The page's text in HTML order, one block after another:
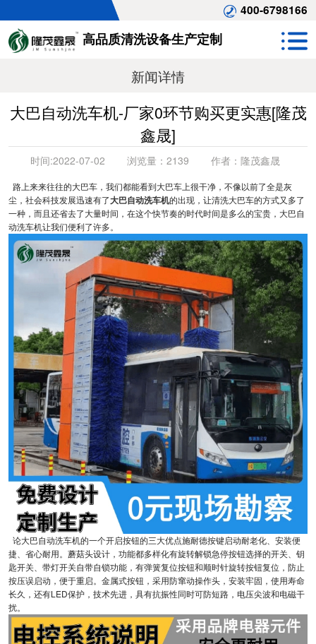
400-6798166
高品质清洗设备生产定制
新闻详情
大巴自动洗车机-厂家0环节购买更实惠[隆茂
鑫晟]
时间:2022-07-02 浏览量： 2139 作者： 隆茂鑫晟
路上来来往往的大巴车，我们都能看到大巴车上很干净，不像以前了全是灰
尘，社会科技发展迅速有了大巴自动洗车机的出现，让清洗大巴车的方式又多了
一种，而且还省去了大量时间，在这个快节奏的时代时间是多么的宝贵，大巴自
动洗车机让我们便利了许多。
论大巴自动洗车机的一个开启按钮的三大优点施耐德按键启动耐老化、安装便
捷、省心耐用。蘑菇头设计，功能都多样化有旋转解锁急停按钮选择的开关、钥
匙开关、带灯开关自带自锁功能，有弹簧复位按钮和顺时针旋转按钮复位，防止
按压误启动，便于重启。金属式按钮，采用防窜动操作头，安装牢固，使用寿命
长久，还有LED保护，技术先进，具有抗振性同时可防短路，电压尖波和电磁干
扰。